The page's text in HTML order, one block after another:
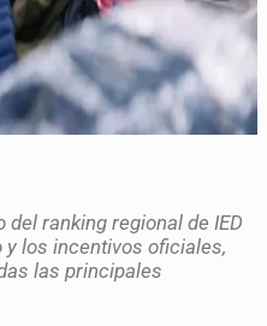
del ranking regional de IED
y los incentivos oficiales,
las principales